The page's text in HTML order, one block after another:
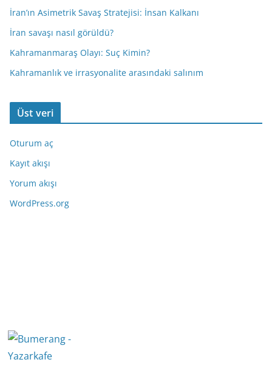
İran’ın Asimetrik Savaş Stratejisi: İnsan Kalkanı
İran savaşı nasıl görüldü?
Kahramanmaraş Olayı: Suç Kimin?
Kahramanlık ve irrasyonalite arasındaki salınım
Üst veri
Oturum aç
Kayıt akışı
Yorum akışı
WordPress.org